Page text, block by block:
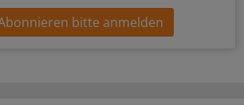
bitte anmelden